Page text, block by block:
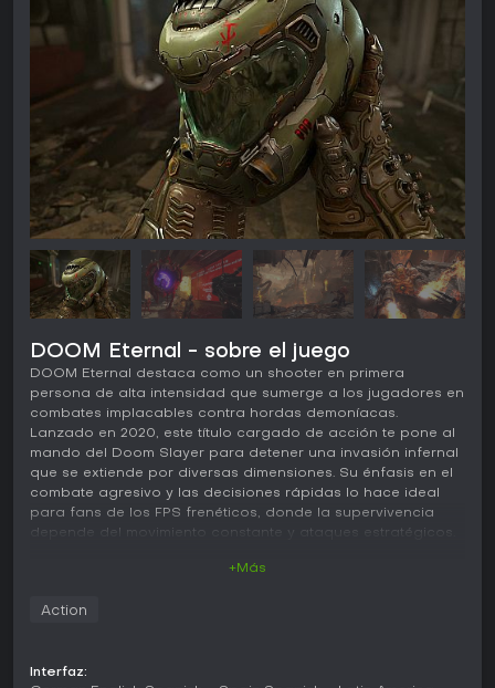
DOOM Eternal - sobre el juego
DOOM Eternal destaca como un shooter en primera
persona de alta intensidad que sumerge a los jugadores en
combates implacables contra hordas demoníacas.
Lanzado en 2020, este título cargado de acción te pone al
mando del Doom Slayer para detener una invasión infernal
que se extiende por diversas dimensiones. Su énfasis en el
combate agresivo y las decisiones rápidas lo hace ideal
para fans de los FPS frenéticos, donde la supervivencia
depende del movimiento constante y ataques estratégicos.
a los enemigos, Heavy Cannon, Rocket Launcher, Plasma
+Más
Action
Interfaz: